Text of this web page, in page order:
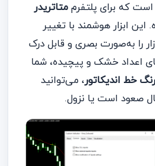
است که برای پلتفرممتاتریدر
ابزار هوشمند با تغییر
را به‌صورت بصری و قابل درک
اعداد خشک و پیچیده، شما
خط اندیکاتور، می‌توانید
صعود است یا نزول.